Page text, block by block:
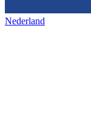
Nederland